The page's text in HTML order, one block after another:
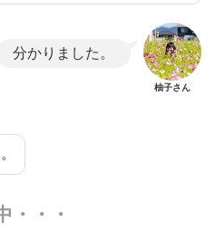
分かりました。
柚子さん
・・・